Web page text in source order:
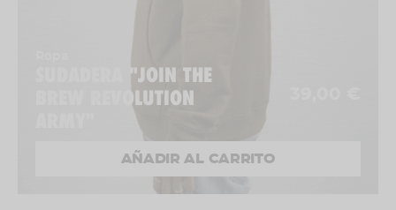
SUDADERA "JOIN THE
BREW REVOLUTION
AÑADIR AL CARRITO